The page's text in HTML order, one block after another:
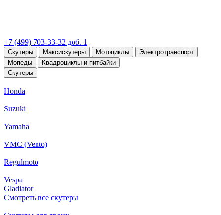
+7 (499) 703-33-32 доб. 1
Скутеры Максискутеры Мотоциклы
Электротранспорт
Мопеды
Квадроциклы и питбайки
Скутеры
Honda
Suzuki
Yamaha
VMC (Vento)
Regulmoto
Vespa
Gladiator
Смотреть все скутеры